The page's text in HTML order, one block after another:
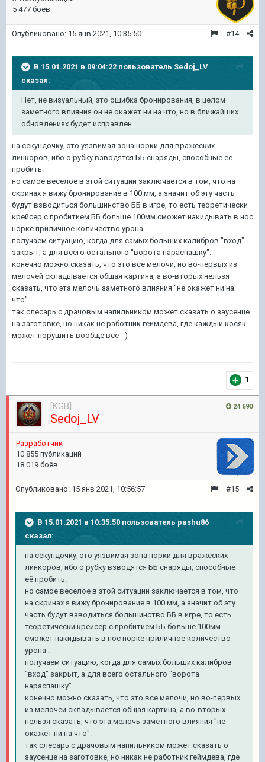
5 477 боёв
#14
Опубликовано: 15 янв 2021, 10:35:50
В 15.01.2021 в 09:04:22 пользователь Sedoj_LV
сказал:
Нет, не визуальный, это ошибка бронирования, в целом
заметного влияния он не окажет ни на что, но в ближайших
обновлениях будет исправлен
на секундочку, это уязвимая зона норки для вражеских
линкоров, ибо о рубку взводятся ББ снаряды, способные её
пробить.
но самое веселое в этой ситуации заключается в том, что на
скринах я вижу бронирование в 100 мм, а значит об эту часть
будут взводиться большинство ББ в игре, то есть теоретически
крейсер с пробитием ББ больше 100мм сможет накидывать в нос
норке приличное количество урона .
получаем ситуацию, когда для самых больших калибров "вход"
закрыт, а для всего остального "ворота нараспашку".
конечно можно сказать, что это все мелочи, но во-первых из
мелочей складывается общая картина, а во-вторых нельзя
сказать, что эта мелочь заметного влияния "не окажет ни на
что".
так слесарь с драчовым напильником может сказать о заусенце
на заготовке, но никак не работник геймдева, где каждый косяк
может порушить вообще все =)
1
24 690
[KGB]
Sedoj_LV
Pазработчик
10 855 публикаций
18 019 боёв
#15
Опубликовано: 15 янв 2021, 10:56:57
В 15.01.2021 в 10:35:50 пользователь pashu86
сказал:
на секундочку, это уязвимая зона норки для вражеских
линкоров, ибо о рубку взводятся ББ снаряды, способные
её пробить.
но самое веселое в этой ситуации заключается в том, что
на скринах я вижу бронирование в 100 мм, а значит об эту
часть будут взводиться большинство ББ в игре, то есть
теоретически крейсер с пробитием ББ больше 100мм
сможет накидывать в нос норке приличное количество
урона .
получаем ситуацию, когда для самых больших калибров
"вход" закрыт, а для всего остального "ворота
нараспашку".
конечно можно сказать, что это все мелочи, но во-первых
из мелочей складывается общая картина, а во-вторых
нельзя сказать, что эта мелочь заметного влияния "не
окажет ни на что".
так слесарь с драчовым напильником может сказать о
заусенце на заготовке, но никак не работник геймдева, где